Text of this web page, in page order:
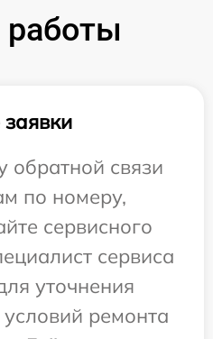
обратной связи
по номеру,
сервисного
сервиса
уточнения
ремонта